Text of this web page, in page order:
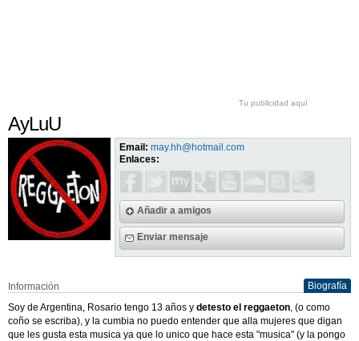
Tu publicidad aquí
AyLuU
Email: may.hh@hotmail.com
Enlaces:
Añadir a amigos
Enviar mensaje
Información
Biografía
Soy de Argentina, Rosario tengo 13 años y detesto el reggaeton , (o como
coño se escriba), y la cumbia no puedo entender que alla mujeres que digan
que les gusta esta musica ya que lo unico que hace esta "musica" (y la pongo